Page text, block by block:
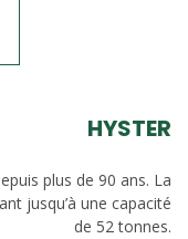
HYSTER
plus de 90 ans. La
jusqu’à une capacité
de 52 tonnes.